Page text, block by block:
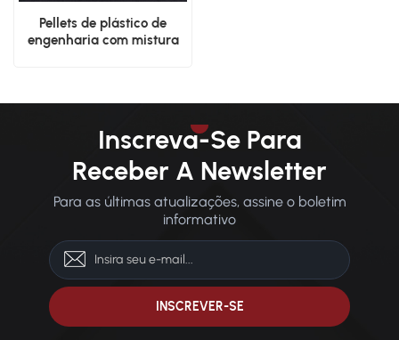
Pellets de plástico de
engenharia com mistura
Inscreva-Se Para
Receber A Newsletter
Para as últimas atualizações, assine o boletim
informativo